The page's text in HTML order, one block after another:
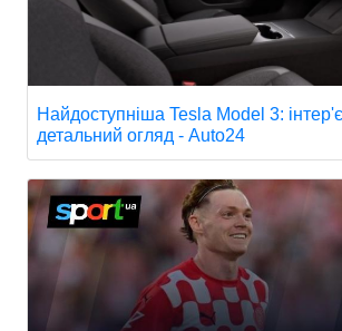
Найдоступніша Tesla Model 3:
детальний огляд - Auto24